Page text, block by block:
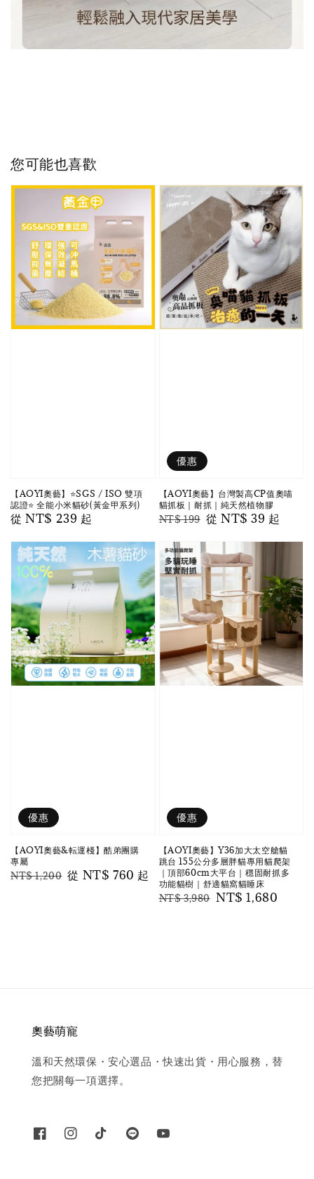
您可能也喜歡
【AOYI奧藝】⭐️SGS / ISO 雙項
認證⭐️ 全能小米貓砂(黃金甲系列)
Regular
從NT$ 239 起
優惠
【AOYI奧藝】台灣製高CP值奧喵
貓抓板｜耐抓｜純天然植物膠
Regular
NT$ 199 Sale
從 NT$ 39 起
優惠
【AOYI奧藝&転運棧】酷弟團購
專屬
Regular
NT$ 1,200 Sale
從 NT$ 760 起
優惠
【AOYI奧藝】Y36加大太空艙貓
跳台 155公分多層胖貓專用貓爬架
｜頂部60cm大平台｜穩固耐抓多
功能貓樹｜舒適貓窩貓睡床
Regular
NT$ 3,980 Sale
NT$ 1,680
奧藝萌寵
溫和天然環保・安心選品・快速出貨・用心服務，替
您把關每一項選擇。